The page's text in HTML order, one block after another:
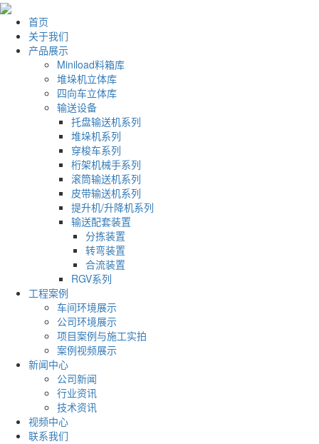
首页
关于我们
产品展示
Miniload料箱库
堆垛机立体库
四向车立体库
输送设备
托盘输送机系列
堆垛机系列
穿梭车系列
桁架机械手系列
滚筒输送机系列
皮带输送机系列
提升机/升降机系列
输送配套装置
分拣装置
转弯装置
合流装置
RGV系列
工程案例
车间环境展示
公司环境展示
项目案例与施工实拍
案例视频展示
新闻中心
公司新闻
行业资讯
技术资讯
视频中心
联系我们